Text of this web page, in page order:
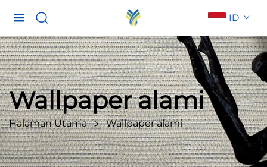
ID
Wallpaper alami
Halaman Utama Wallpaper alami